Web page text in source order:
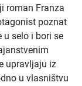
roman Franza
poznat
u selo i bori se
upravljaju iz
u vlasništvu